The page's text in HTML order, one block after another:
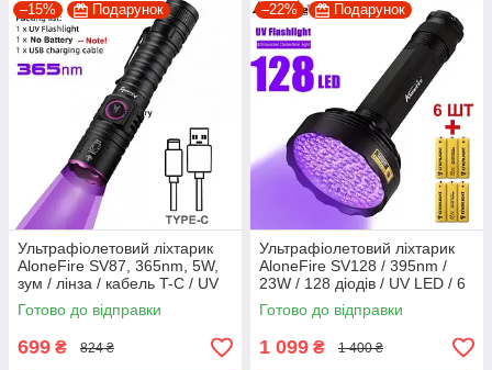
–15% Подарунок
Ультрафіолетовий ліхтарик
AloneFire SV87, 365nm, 5W,
зум / лінза / кабель T-C / UV
LED
Готово до відправки
699 ₴ 824 ₴
–22% Подарунок
Ультрафіолетовий ліхтарик
AloneFire SV128 / 395nm /
23W / 128 діодів / UV LED / 6
батарейок типу AA
Готово до відправки
1 099 ₴ 1 400 ₴